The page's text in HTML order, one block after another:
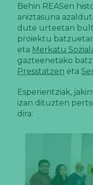
Behin REASen
aniztasuna
dute urteetan
proiektu
eta Merkatu
gazteenetako
Presstatzen eta
Esperientziak,
izan dituzten
dira: